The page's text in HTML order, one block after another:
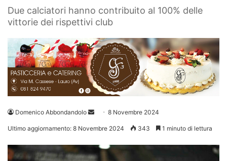
Due calciatori hanno contribuito al 100% delle
vittorie dei rispettivi club
Domenico Abbondandolo
Invia 8 Novembre 2024
Ultimo aggiornamento: 8 Novembre 2024 343 1 minuto di lettura